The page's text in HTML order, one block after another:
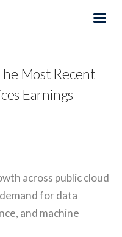
Most Recent
Earnings
across public cloud
for data
and machine